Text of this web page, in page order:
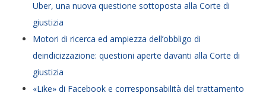
Uber, una nuova questione sottoposta alla Corte di
giustizia
Motori di ricerca ed ampiezza dell’obbligo di
deindicizzazione: questioni aperte davanti alla Corte di
giustizia
«Like» di Facebook e corresponsabilità del trattamento